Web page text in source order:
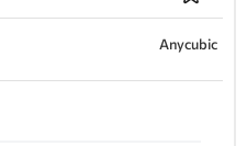
Anycubic